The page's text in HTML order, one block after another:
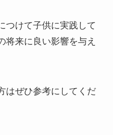
つけて子供に実践して
将来に良い影響を与え
はぜひ参考にしてくだ